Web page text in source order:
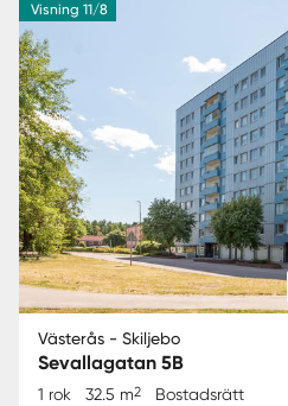
Visning 11/8
Västerås - Skiljebo
Sevallagatan 5B
1 rok 32.5 m2 Bostadsrätt